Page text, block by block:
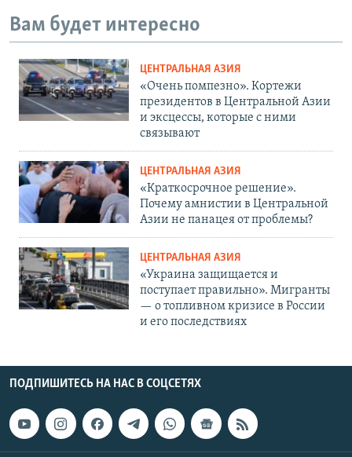
Вам будет интересно
ЦЕНТРАЛЬНАЯ АЗИЯ
«Очень помпезно». Кортежи
президентов в Центральной Азии
и эксцессы, которые с ними
связывают
ЦЕНТРАЛЬНАЯ АЗИЯ
«Краткосрочное решение».
Почему амнистии в Центральной
Азии не панацея от проблемы?
ЦЕНТРАЛЬНАЯ АЗИЯ
«Украина защищается и
поступает правильно». Мигранты
— о топливном кризисе в России
и его последствиях
ПОДПИШИТЕСЬ НА НАС В СОЦСЕТЯХ